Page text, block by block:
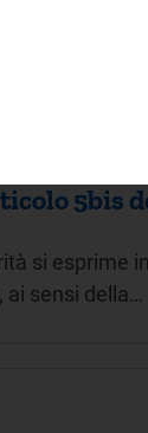
5bis
si
sensi della…